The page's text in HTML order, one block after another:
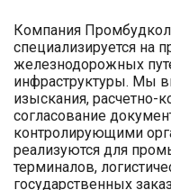
Компания
специализируется на
железнодорожных
инфраструктуры. Мы
изыскания, расчетно-
согласование
контролирующими
реализуются для
терминалов,
государственных